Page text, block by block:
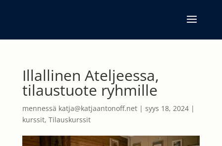
Illallinen Ateljeessa,
tilaustuote ryhmille
mennessä katja@katjaantonoff.net| syys 18, 2024|
kurssit, Tilauskurssit